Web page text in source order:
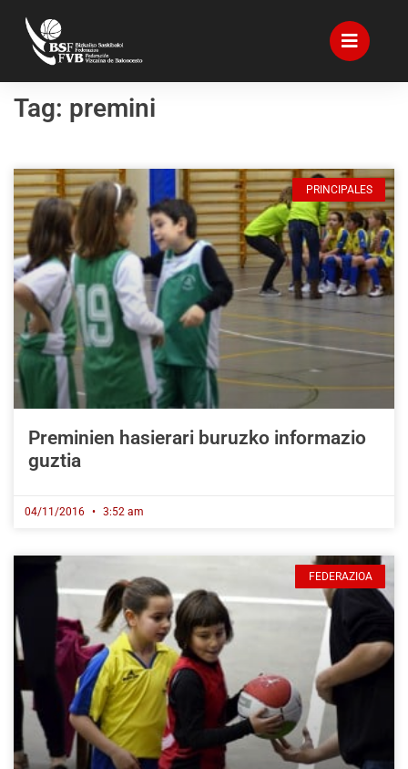
Tag: premini
PRINCIPALES
Preminien hasierari buruzko informazio
guztia
04/11/2016 3:52 am
FEDERAZIOA